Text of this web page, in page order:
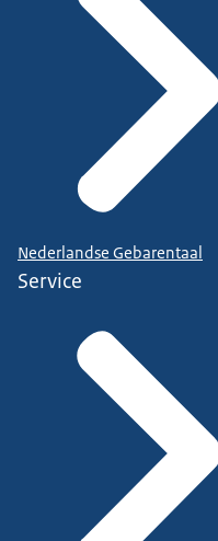
Nederlandse Gebarentaal
Service